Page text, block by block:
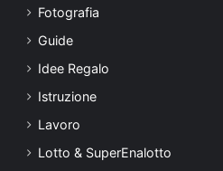
Fotografia
Guide
Idee Regalo
Istruzione
Lavoro
Lotto & SuperEnalotto